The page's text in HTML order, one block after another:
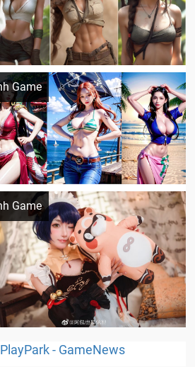
Game
AI Cosplay gái đẹp One Piece
Game
Cosplay Xiangling siêu cute
PlayPark - GameNews